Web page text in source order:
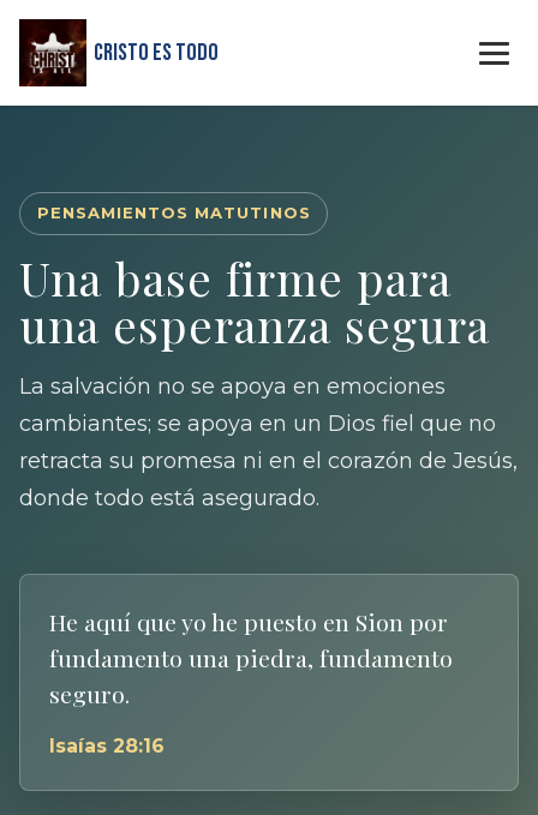
Cristo Es Todo
PENSAMIENTOS MATUTINOS
Una base firme para
una esperanza segura
La salvación no se apoya en emociones
cambiantes; se apoya en un Dios fiel que no
retracta su promesa ni en el corazón de Jesús,
donde todo está asegurado.
He aquí que yo he puesto en Sion por
fundamento una piedra, fundamento
seguro.
Isaías 28:16